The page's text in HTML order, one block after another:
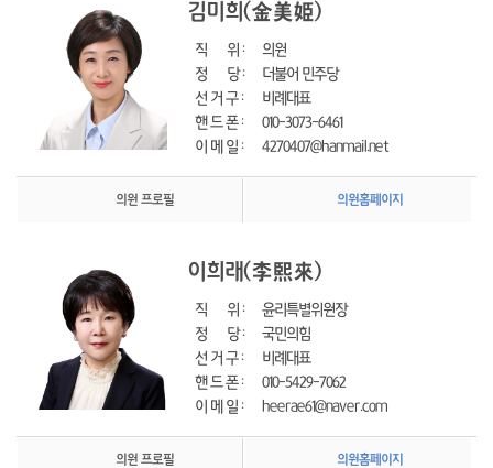
김미희 (金美姬)
직      위 :
의원
정      당 :
더불어 민주당
선 거 구 :
비례대표
핸 드 폰 :
010-3073-6461
이 메 일 :
4270407@hanmail.net
의원 프로필 의원홈페이지
이희래(李熙來)
직      위 :
윤리특별위원장
정      당 :
국민의힘
선 거 구 :
비례대표
핸 드 폰 :
010-5429-7062
이 메 일 :
heerae61@naver.com
의원 프로필 의원홈페이지